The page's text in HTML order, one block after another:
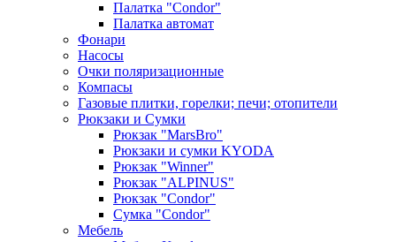
Палатка "Condor"
Палатка автомат
Фонари
Насосы
Очки поляризационные
Компасы
Газовые плитки, горелки; печи; отопители
Рюкзаки и Сумки
Рюкзак "MarsBro"
Рюкзаки и сумки KYODA
Рюкзак "Winner"
Рюкзак "ALPINUS"
Рюкзак "Condor"
Сумка "Condor"
Мебель